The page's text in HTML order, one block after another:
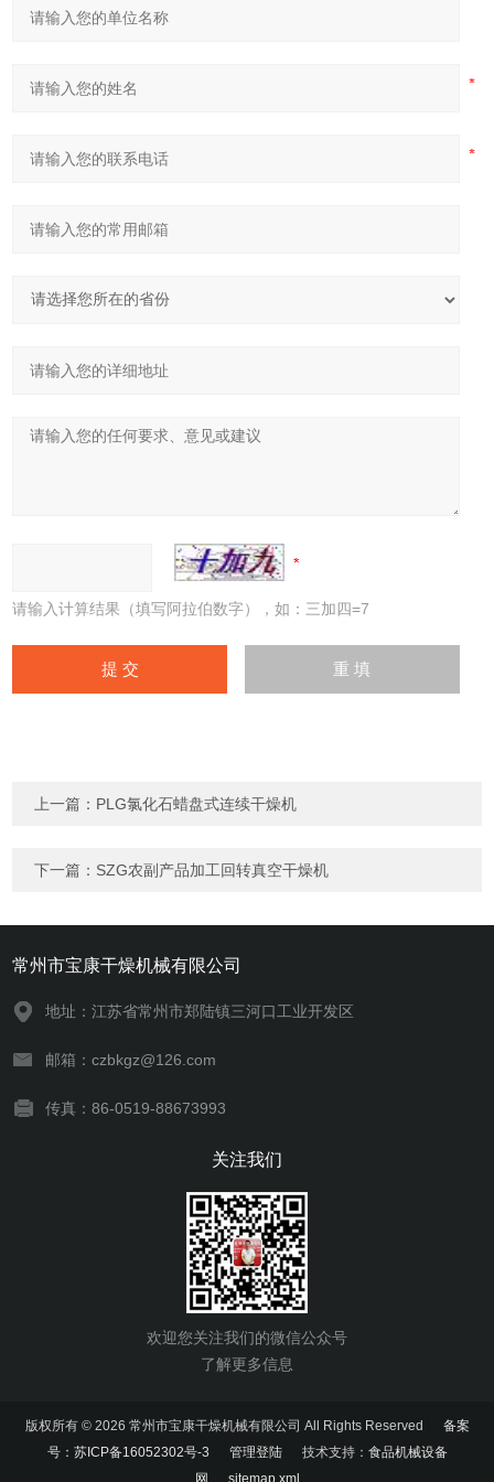
请输入计算结果（填写阿拉伯数字），如：三加四=7
上一篇： PLG氯化石蜡盘式连续干燥机
下一篇： SZG农副产品加工回转真空干燥机
常州市宝康干燥机械有限公司
地址：江苏省常州市郑陆镇三河口工业开发区
邮箱：czbkgz@126.com
传真：86-0519-88673993
关注我们
欢迎您关注我们的微信公众号
了解更多信息
版权所有 © 2026 常州市宝康干燥机械有限公司 All Rights Reserved 备案
号：苏ICP备16052302号-3
管理登陆技术支持： 食品机械设备